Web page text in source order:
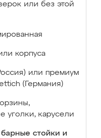
или без этой
корпуса
или премиум
(Германия)
уголки, карусели
стойки и